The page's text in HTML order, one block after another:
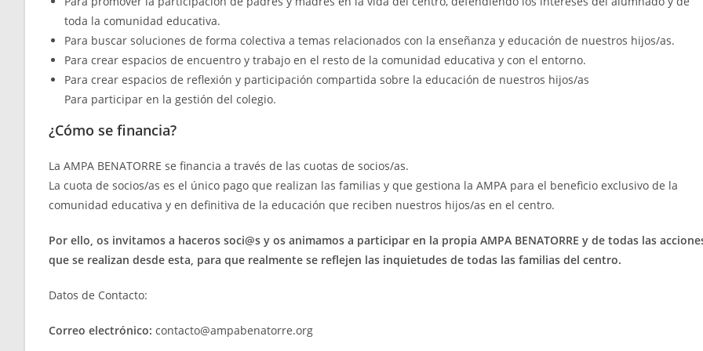
toda la comunidad educativa.
Para buscar soluciones de forma colectiva a temas relacionados con la enseñanza y educación de nuestros hijos/as.
Para crear espacios de encuentro y trabajo en el resto de la comunidad educativa y con el entorno.
Para crear espacios de reflexión y participación compartida sobre la educación de nuestros hijos/as
Para participar en la gestión del colegio.
¿Cómo se financia?
La AMPA BENATORRE se financia a través de las cuotas de socios/as.
La cuota de socios/as es el único pago que realizan las familias y que gestiona la AMPA para el beneficio exclusivo de la
comunidad educativa y en definitiva de la educación que reciben nuestros hijos/as en el centro.
Por ello, os invitamos a haceros soci@s y os animamos a participar en la propia AMPA BENATORRE y de todas las
que se realizan desde esta, para que realmente se reflejen las inquietudes de todas las familias del centro.
Datos de Contacto:
Correo electrónico: contacto@ampabenatorre.org